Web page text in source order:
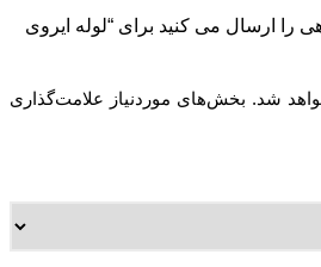
را ارسال می کنید برای “لوله ایروی
شد. بخش‌های موردنیاز علامت‌گذاری